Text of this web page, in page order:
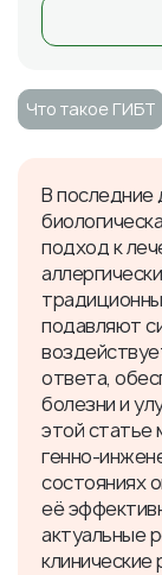
​Что такое ГИБТ
В последние
подход к
подавляют
ответа,
болезни и
этой статье
генно-
состояниях
её
актуальные